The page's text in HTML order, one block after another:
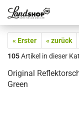
« Erster « zurück
105Artikel in dieser
Original
Green